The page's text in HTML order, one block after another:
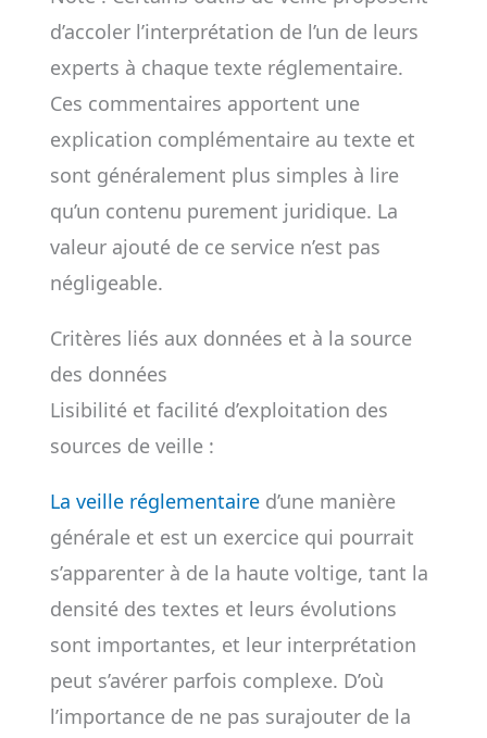
d’accoler l’interprétation de l’un de leurs
experts à chaque texte réglementaire.
Ces commentaires apportent une
explication complémentaire au texte et
sont généralement plus simples à lire
qu’un contenu purement juridique. La
valeur ajouté de ce service n’est pas
négligeable.
Critères liés aux données et à la source
des données
Lisibilité et facilité d’exploitation des
sources de veille :
La veille réglementaired’une manière
générale et est un exercice qui pourrait
s’apparenter à de la haute voltige, tant la
densité des textes et leurs évolutions
sont importantes, et leur interprétation
peut s’avérer parfois complexe. D’où
l’importance de ne pas surajouter de la